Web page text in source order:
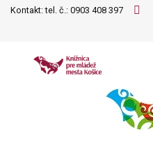
Kontakt: tel. č.: 0903 408 397